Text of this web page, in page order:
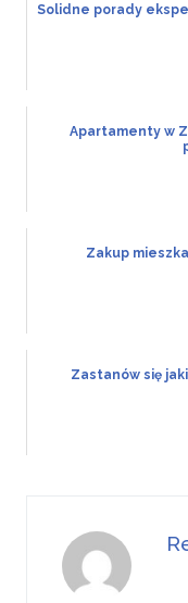
Solidne porady
Apartamenty w
Zakup
Zastanów się